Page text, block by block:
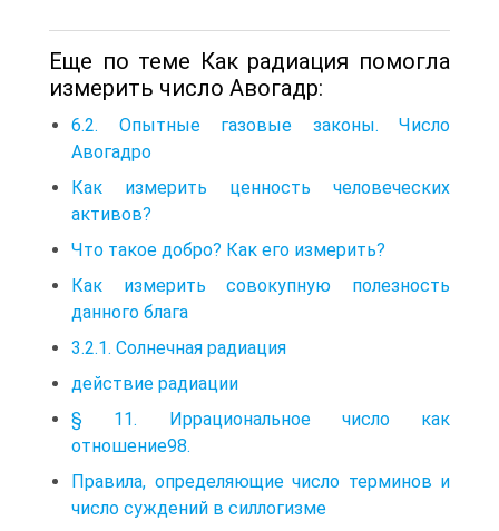
Еще по теме Как радиация помогла
измерить число Авогадр:
6.2. Опытные газовые законы. Число
Авогадро
Как измерить ценность человеческих
активов?
Что такое добро? Как его измерить?
Как измерить совокупную полезность
данного блага
3.2.1. Солнечная радиация
действие радиации
§ 11. Иррациональное число как
отношение98.
Правила, определяющие число терминов и
число суждений в силлогизме